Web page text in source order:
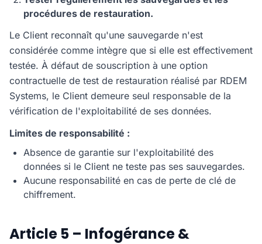
procédures de restauration.
Le Client reconnaît qu'une sauvegarde n'est
considérée comme intègre que si elle est effectivement
testée. À défaut de souscription à une option
contractuelle de test de restauration réalisé par RDEM
Systems, le Client demeure seul responsable de la
vérification de l'exploitabilité de ses données.
Limites de responsabilité :
Absence de garantie sur l'exploitabilité des
données si le Client ne teste pas ses sauvegardes.
Aucune responsabilité en cas de perte de clé de
chiffrement.
Article 5 – Infogérance &